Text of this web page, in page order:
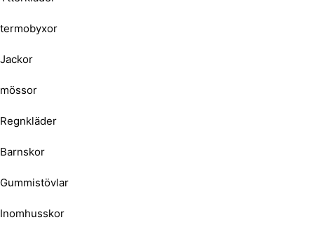
termobyxor
Jackor
mössor
Regnkläder
Barnskor
Gummistövlar
Inomhusskor